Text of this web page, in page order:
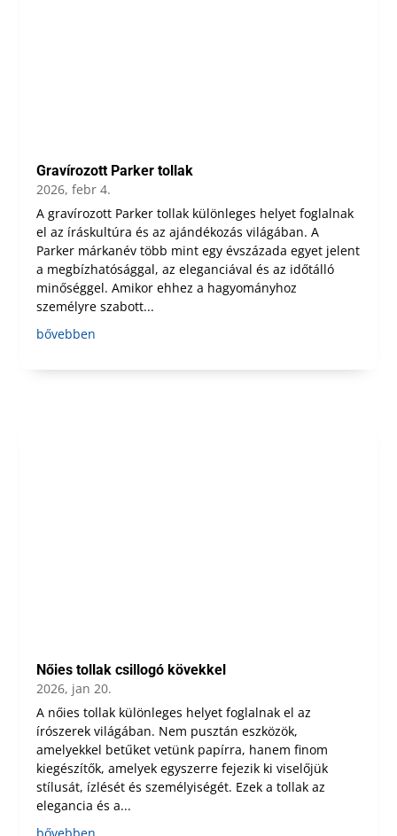
Gravírozott Parker tollak
2026, febr 4.
A gravírozott Parker tollak különleges helyet foglalnak
el az íráskultúra és az ajándékozás világában. A
Parker márkanév több mint egy évszázada egyet jelent
a megbízhatósággal, az eleganciával és az időtálló
minőséggel. Amikor ehhez a hagyományhoz
személyre szabott...
bővebben
Nőies tollak csillogó kövekkel
2026, jan 20.
A nőies tollak különleges helyet foglalnak el az
írószerek világában. Nem pusztán eszközök,
amelyekkel betűket vetünk papírra, hanem finom
kiegészítők, amelyek egyszerre fejezik ki viselőjük
stílusát, ízlését és személyiségét. Ezek a tollak az
elegancia és a...
bővebben